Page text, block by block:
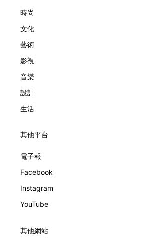
級鐘錶大賞（Grand Prix d'Horlogerie de
擁而吻。雙逆跳機芯精準驅動這場機械浪
象概念，而是心跳的律動。 故事並未完
Lady Arpels Bal des Amoureux
時尚
文化
藝術
影視
音樂
設計
生活
其他平台
電子報
Facebook
Instagram
YouTube
其他網站